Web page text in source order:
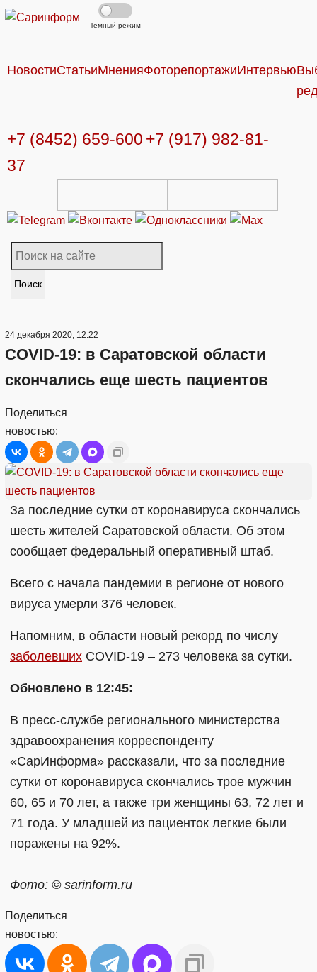
Темный режим
НовостиСтатьиМненияФоторепортажиИнтервью
+7 (8452) 659-600 +7 (917) 982-81-
37
Поиск
24 декабря 2020, 12:22
COVID-19: в Саратовской области
скончались еще шесть пациентов
Поделиться
новостью:
За последние сутки от коронавируса скончались
шесть жителей Саратовской области. Об этом
сообщает федеральный оперативный штаб.
Всего с начала пандемии в регионе от нового
вируса умерли 376 человек.
Напомним, в области новый рекорд по числу
заболевших COVID-19 – 273 человека за сутки.
Обновлено в 12:45:
В пресс-службе регионального министерства
здравоохранения корреспонденту
«СарИнформа» рассказали, что за последние
сутки от коронавируса скончались трое мужчин
60, 65 и 70 лет, а также три женщины 63, 72 лет и
71 года. У младшей из пациенток легкие были
поражены на 92%.
Фото: © sarinform.ru
Поделиться
новостью: